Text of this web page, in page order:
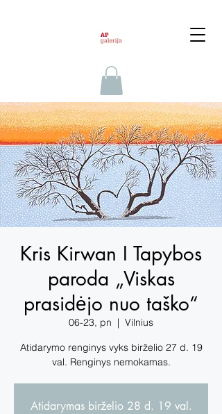
Kris Kirwan I Tapybos
paroda „Viskas
prasidėjo nuo taško“
06-23, pn
  |
Vilnius
Atidarymo renginys vyks birželio 27 d. 19
val. Renginys nemokamas.
Atidarymas birželio 28 d. 19 val.